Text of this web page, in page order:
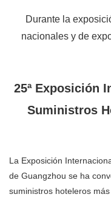
Durante la
nacionales y de
25ª Exposición
Suministros
La Exposición
de Guangzhou se ha
suministros hoteleros